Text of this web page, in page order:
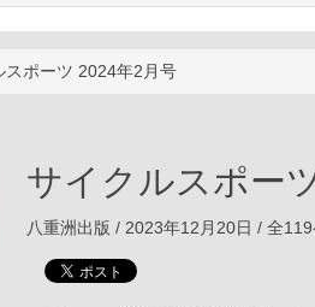
スポーツ 2024年2月号
サイクルスポー
八重洲出版 / 2023年12月20日 / 全